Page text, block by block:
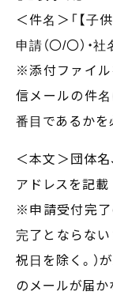
＜件名＞「【子
申請（〇/〇）・社
※添付ファイル
信メールの件名
番目であるかを
＜本文＞団体名
アドレスを記載
※申請受付完了
完了とならない
祝日を除く。）
のメールが届か